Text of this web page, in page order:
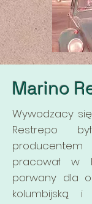
Marino
Wywodzacy
Restrepo
pracował w
porwany dla
kolumbijską